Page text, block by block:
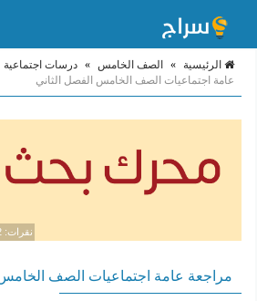
الرئيسية » الصف الخامس » درسات اجتماعية
عامة اجتماعيات الصف الخامس الفصل الثاني
نقرات: 616662 / مشاهدات: 343371659
مراجعة عامة اجتماعيات الصف الخامس